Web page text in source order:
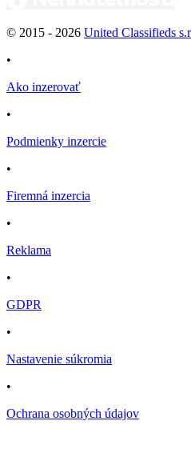
© 2015 - 2026 United Classifieds
•
Ako inzerovať
•
Podmienky inzercie
•
Firemná inzercia
•
Reklama
•
GDPR
•
Nastavenie súkromia
•
Ochrana osobných údajov